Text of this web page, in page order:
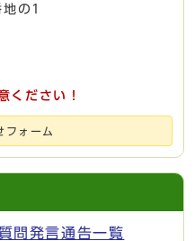
の1
ください！
フォーム
問発言通告一覧